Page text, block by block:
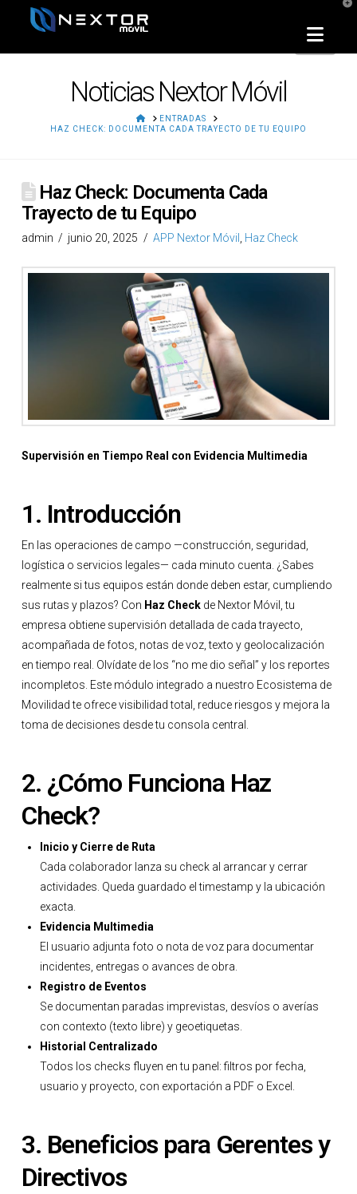
Noticias Nextor Móvil
HOMEENTRADAS
HAZ CHECK: DOCUMENTA CADA TRAYECTO DE TU EQUIPO
Haz Check: Documenta Cada
Trayecto de tu Equipo
admin junio 20, 2025 APP Nextor Móvil Haz Check
Supervisión en Tiempo Real con Evidencia Multimedia
1. Introducción
En las operaciones de campo —construcción, seguridad,
logística o servicios legales— cada minuto cuenta. ¿Sabes
realmente si tus equipos están donde deben estar, cumpliendo
sus rutas y plazos? Con Haz Checkde Nextor Móvil, tu
empresa obtiene supervisión detallada de cada trayecto,
acompañada de fotos, notas de voz, texto y geolocalización
en tiempo real. Olvídate de los “no me dio señal” y los reportes
incompletos. Este módulo integrado a nuestro Ecosistema de
Movilidad te ofrece visibilidad total, reduce riesgos y mejora la
toma de decisiones desde tu consola central.
2. ¿Cómo Funciona Haz
Check?
Inicio y Cierre de Ruta
Cada colaborador lanza su check al arrancar y cerrar
actividades. Queda guardado el timestamp y la ubicación
exacta.
Evidencia Multimedia
El usuario adjunta foto o nota de voz para documentar
incidentes, entregas o avances de obra.
Registro de Eventos
Se documentan paradas imprevistas, desvíos o averías
con contexto (texto libre) y geoetiquetas.
Historial Centralizado
Todos los checks fluyen en tu panel: filtros por fecha,
usuario y proyecto, con exportación a PDF o Excel.
3. Beneficios para Gerentes y
Directivos